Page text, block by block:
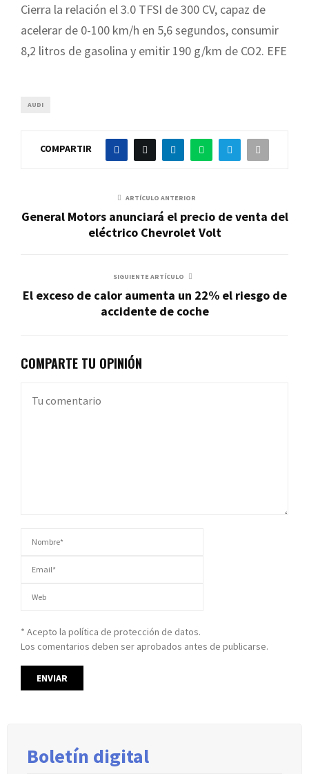
Cierra la relación el 3.0 TFSI de 300 CV, capaz de
acelerar de 0-100 km/h en 5,6 segundos, consumir
8,2 litros de gasolina y emitir 190 g/km de CO2. EFE
AUDI
COMPARTIR
ARTÍCULO ANTERIOR
General Motors anunciará el precio de venta del
eléctrico Chevrolet Volt
SIGUIENTE ARTÍCULO
El exceso de calor aumenta un 22% el riesgo de
accidente de coche
COMPARTE TU OPINIÓN
* Acepto la política de protección de datos.
Los comentarios deben ser aprobados antes de publicarse.
Boletín digital